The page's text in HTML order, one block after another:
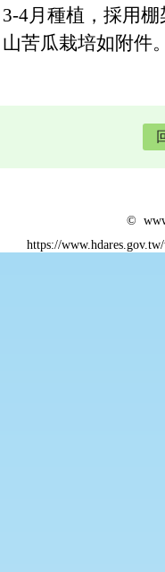
4月種植，採用
苦瓜栽培如附件
©
https://